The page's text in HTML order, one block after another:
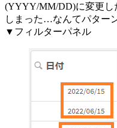
(YYYY/MM/DD)に変更し
しまった…なんてパター
▼フィルターパネル